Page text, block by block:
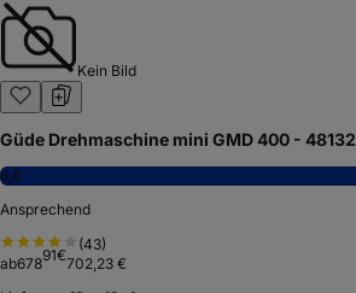
Kein Bild
Güde Drehmaschine mini GMD 400 - 48132
6,8
Ansprechend
(43)
ab67891€702,23 €